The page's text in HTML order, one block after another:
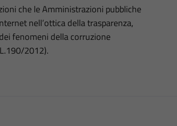
che le Amministrazioni pubbliche
nell’ottica della trasparenza,
fenomeni della corruzione
2012).